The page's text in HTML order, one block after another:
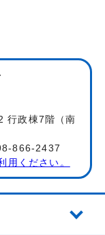
政棟7階（南
866-2437
用ください。